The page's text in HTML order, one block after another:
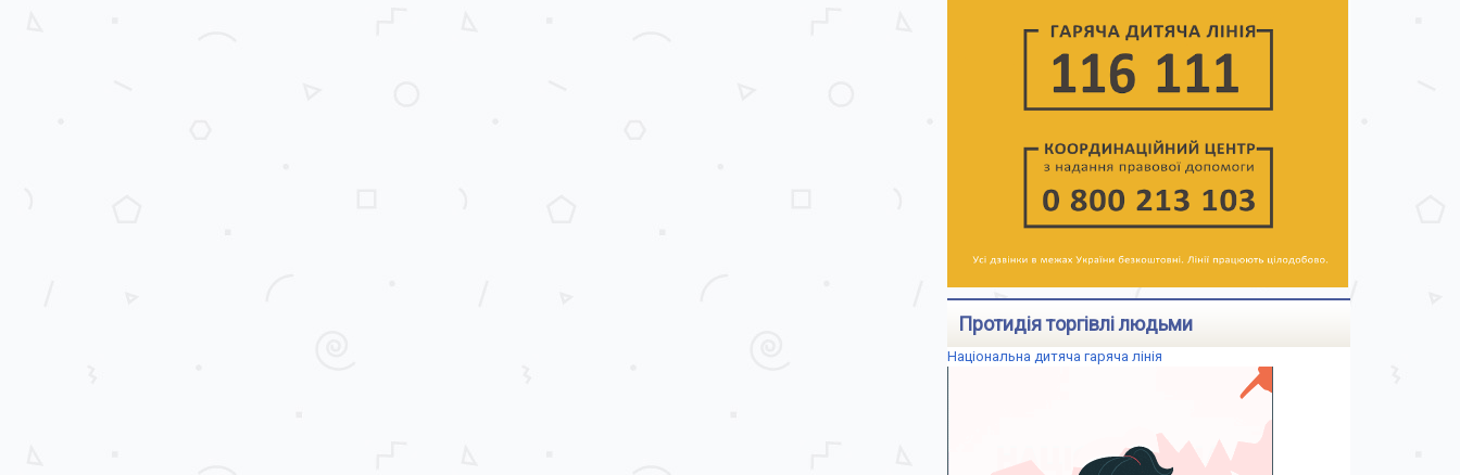
Протидія торгівлі людьми
Національна дитяча гаряча лінія